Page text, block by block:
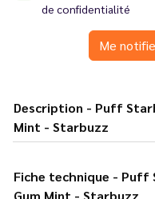
de confidentialité
Me
Description - Puff Starbuzz Ultra Max 25K Gum
Mint - Starbuzz
Fiche technique - Puff Starbuzz Ultra Max 25K
Gum Mint - Starbuzz